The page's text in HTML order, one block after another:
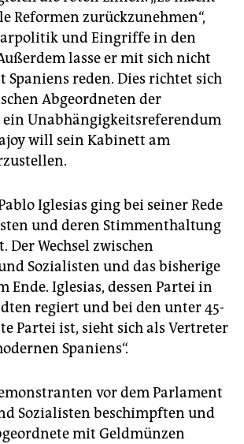
Reformen zurückzunehmen“,
und Eingriffe in den
lasse er mit sich nicht
Spaniens reden. Dies richtet sich
Abgeordneten der
ein Unabhängigkeitsreferendum
will sein Kabinett am
Iglesias ging bei seiner Rede
und deren Stimmenthaltung
Der Wechsel zwischen
Sozialisten und das bisherige
Ende. Iglesias, dessen Partei in
regiert und bei den unter 45-
Partei ist, sieht sich als Vertreter
Spaniens“.
vor dem Parlament
Sozialisten beschimpften und
mit Geldmünzen